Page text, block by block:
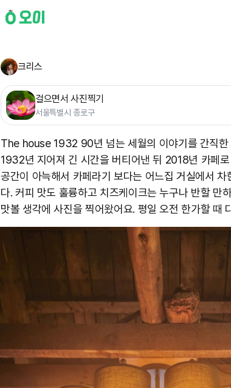
크리스
걸으면서 사진찍기
서울특별시 종로구
The house 1932 90년 넘는 세월의 이야기를 간직한
1932년 지어져 긴 시간을 버티어낸 뒤 2018년 카페
공간이 아늑해서 카페라기 보다는 어느집 거실에서 차
다. 커피 맛도 훌륭하고 치즈케이크는 누구나 반할 만
맛볼 생각에 사진을 찍어왔어요. 평일 오전 한가할 때